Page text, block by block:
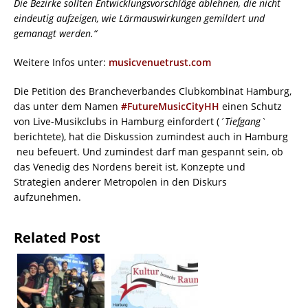
Die Bezirke sollten Entwicklungsvorschläge ablehnen, die nicht
eindeutig aufzeigen, wie Lärmauswirkungen gemildert und
gemanagt werden.“
Weitere Infos unter: musicvenuetrust.com
Die Petition des Brancheverbandes Clubkombinat Hamburg,
das unter dem Namen #FutureMusicCityHH einen Schutz
von Live-Musikclubs in Hamburg einfordert (´Tiefgang`
berichtete), hat die Diskussion zumindest auch in Hamburg
neu befeuert. Und zumindest darf man gespannt sein, ob
das Venedig des Nordens bereit ist, Konzepte und
Strategien anderer Metropolen in den Diskurs
aufzunehmen.
Related Post